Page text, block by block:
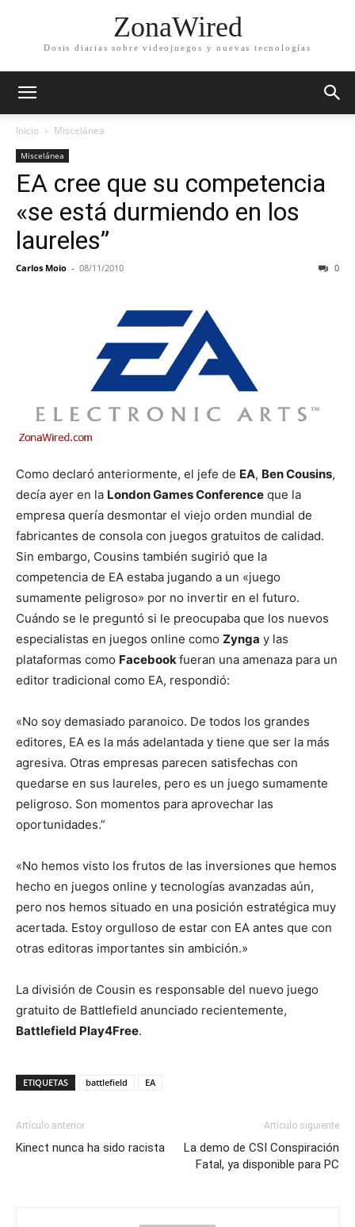
ZonaWired
Dosis diarias sobre videojuegos y nuevas tecnologías
Inicio Miscelánea
Miscelánea
EA cree que su competencia
«se está durmiendo en los
laureles”
Carlos Moio - 08/11/2010 0
Como declaró anteriormente, el jefe de EA, Ben Cousins,
decía ayer en la London Games Conference que la
empresa quería desmontar el viejo orden mundial de
fabricantes de consola con juegos gratuitos de calidad.
Sin embargo, Cousins también sugirió que la
competencia de EA estaba jugando a un «juego
sumamente peligroso» por no invertir en el futuro.
Cuándo se le preguntó si le preocupaba que los nuevos
especialistas en juegos online como Zynga y las
plataformas como Facebookfueran una amenaza para un
editor tradicional como EA, respondió:
«No soy demasiado paranoico. De todos los grandes
editores, EA es la más adelantada y tiene que ser la más
agresiva. Otras empresas parecen satisfechas con
quedarse en sus laureles, pero es un juego sumamente
peligroso. Son momentos para aprovechar las
oportunidades.”
«No hemos visto los frutos de las inversiones que hemos
hecho en juegos online y tecnologías avanzadas aún,
pero nos hemos situado en una posición estratégica muy
acertada. Estoy orgulloso de estar con EA antes que con
otras editoras importantes sin ambición.»
La división de Cousin es responsable del nuevo juego
gratuito de Battlefield anunciado recientemente,
Battlefield Play4Free.
ETIQUETAS battlefield EA
Artículo anterior
Kinect nunca ha sido racista
Artículo siguiente
La demo de CSI Conspiración
Fatal, ya disponible para PC